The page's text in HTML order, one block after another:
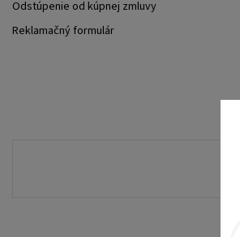
Odstúpenie od kúpnej zmluvy
Reklamačný formulár